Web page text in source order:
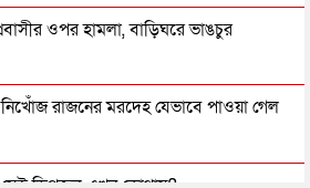
ওপর হামলা, বাড়িঘরে ভাঙচুর
রাজনের মরদেহ যেভাবে পাওয়া গেল